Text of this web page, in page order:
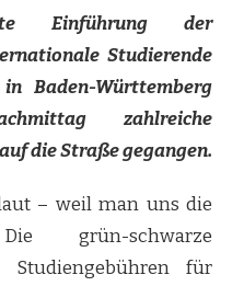
LAUT
GEGEN
STUDIENGEBÜHREN
Einführung der
Studierende
Baden-Württemberg
zahlreiche
die Straße gegangen.
– weil man uns die
grün-schwarze
Studiengebühren für